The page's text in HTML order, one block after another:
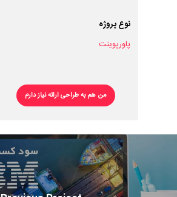
نوع پروژه
پاورپوینت
من هم به طراحی ارائه نیاز دارم